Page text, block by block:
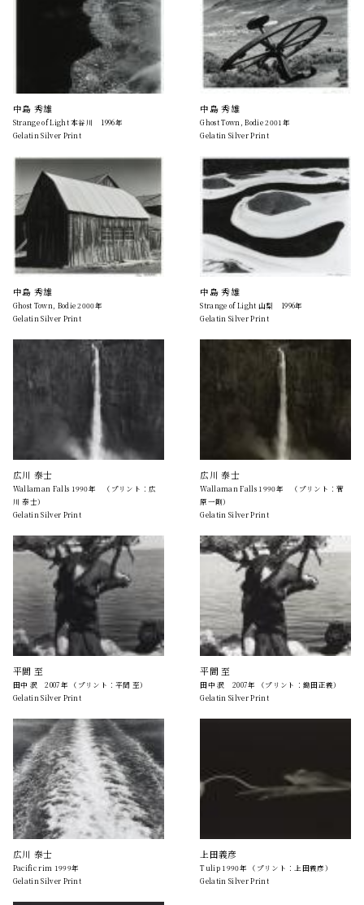
中島 秀雄
Strange of Light 本谷川 1996年
Gelatin Silver Print
中島 秀雄
Ghost Town, Bodie 2001年
Gelatin Silver Print
中島 秀雄
Ghost Town, Bodie 2000年
Gelatin Silver Print
中島 秀雄
Strange of Light 山梨 1996年
Gelatin Silver Print
広川 泰士
Wallaman Falls 1990年 （プリント：広
川 泰士）
Gelatin Silver Print
広川 泰士
Wallaman Falls 1990年 （プリント：菅
原一剛）
Gelatin Silver Print
平間 至
田中 泯 2007年 （プリント：平間 至）
Gelatin Silver Print
平間 至
田中 泯 2007年 （プリント：鋤田正義）
Gelatin Silver Print
広川 泰士
Pacific rim 1999年
Gelatin Silver Print
上田義彦
Tulip 1990年 （プリント：上田義彦）
Gelatin Silver Print